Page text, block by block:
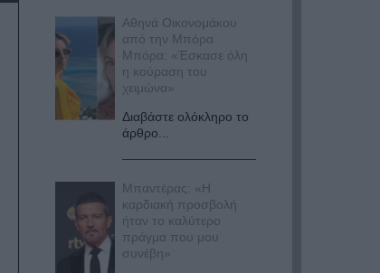
Αθηνά Οικονομάκου
από την Μπόρα
Μπόρα: «Έσκασε όλη
η κούραση του
χειμώνα»
Διαβάστε ολόκληρο το
άρθρο...
Μπαντέρας: «Η
καρδιακή προσβολή
ήταν το καλύτερο
πράγμα που μου
συνέβη»